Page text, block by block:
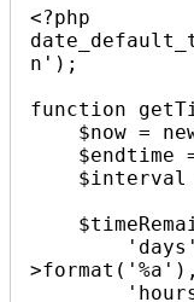
<?php
n');
function
>format('%a'),